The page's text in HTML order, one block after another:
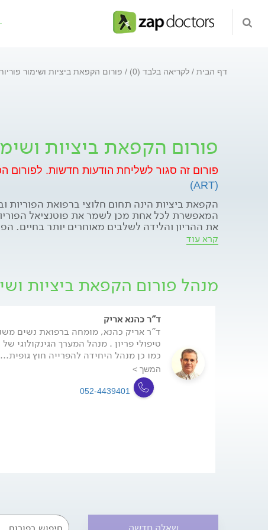
דף הבית לקריאה בלבד (0) פורום הקפאת ביציות ושימור
פורום הקפאת ביציות
פורום זה סגור לשליחת הודעות חדשות. לפורום
(ART)
הקפאת ביציות הינה תחום חלוצי ברפואת הפוריות
המאפשרת לכל אחת מכן לשמר את פוטנציאל
את ההריון והלידה לשלבים מאוחרים יותר בחיים.
לאפשר לכל אחת מכם להגשים את החלום ולממש את
המתאים של חייכם. ברצוני לספק לכן את הידע
קרא עוד
מנהל פורום הקפאת ביציות
ד"ר כהנא אריק
טיפולי פריון . מנהל המערך הגינקולוגי
כמו כן מנהל היחידה להפרייה חוץ גופית...
המשך >
052-4439401